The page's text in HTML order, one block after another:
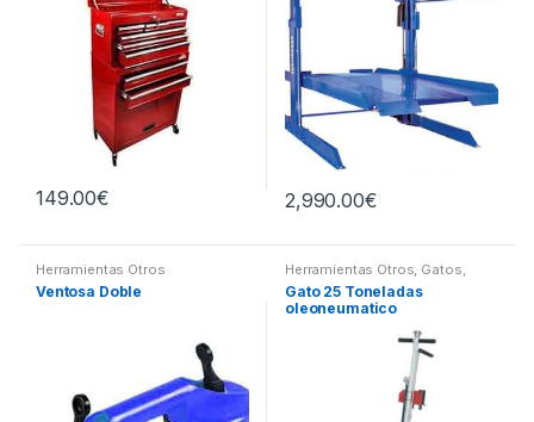
149.00€ 2,990.00€
Herramientas Otros
Ventosa Doble
Herramientas Otros, Gatos,
Soportes y Hidraulica
Gato 25 Toneladas
oleoneumatico